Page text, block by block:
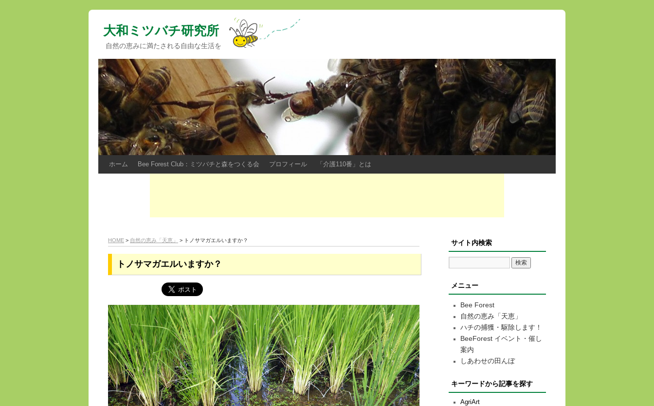
大和ミツバチ研究所
自然の恵みに満たされる自由な生活を
ホーム Bee Forest Club：ミツバチと森をつくる会 プロフィール 「介護110番」とは
HOME > 自然の恵み「天恵」 > トノサマガエルいますか？
トノサマガエルいますか？
サイト内検索
メニュー
Bee Forest
自然の恵み「天恵」
ハチの捕獲・駆除します！
BeeForest イベント・催し
案内
しあわせの田んぼ
キーワードから記事を探す
AgriArt